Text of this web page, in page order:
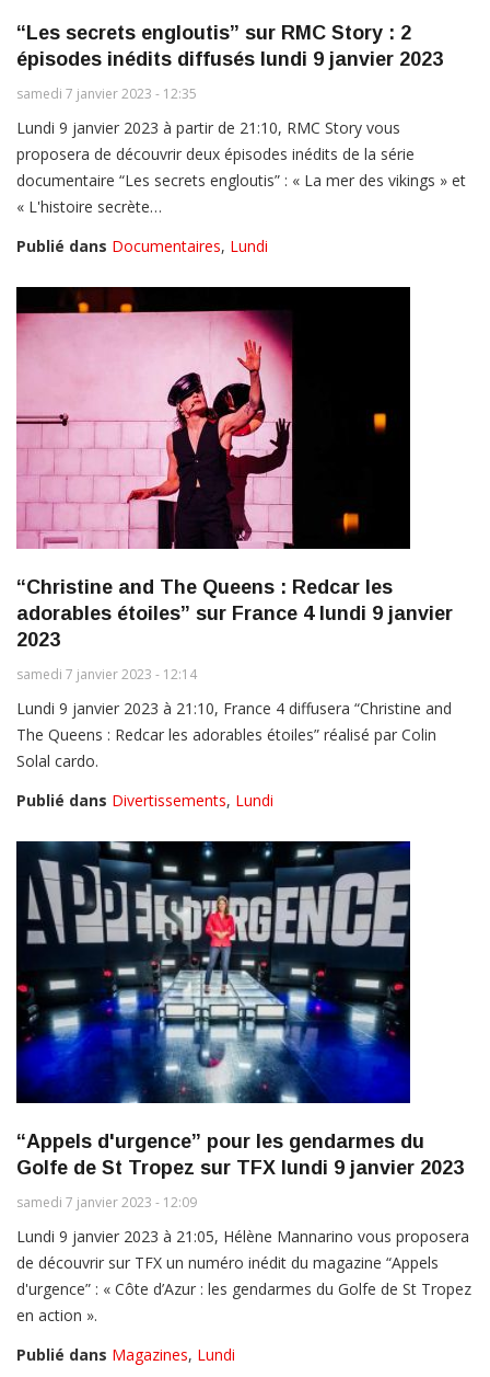
“Les secrets engloutis” sur RMC Story : 2
épisodes inédits diffusés lundi 9 janvier 2023
samedi 7 janvier 2023 - 12:35
Lundi 9 janvier 2023 à partir de 21:10, RMC Story vous
proposera de découvrir deux épisodes inédits de la série
documentaire “Les secrets engloutis” : « La mer des vikings » et
« L'histoire secrète…
Publié dans Documentaires, Lundi
“Christine and The Queens : Redcar les
adorables étoiles” sur France 4 lundi 9 janvier
2023
samedi 7 janvier 2023 - 12:14
Lundi 9 janvier 2023 à 21:10, France 4 diffusera “Christine and
The Queens : Redcar les adorables étoiles” réalisé par Colin
Solal cardo.
Publié dans Divertissements, Lundi
“Appels d'urgence” pour les gendarmes du
Golfe de St Tropez sur TFX lundi 9 janvier 2023
samedi 7 janvier 2023 - 12:09
Lundi 9 janvier 2023 à 21:05, Hélène Mannarino vous proposera
de découvrir sur TFX un numéro inédit du magazine “Appels
d'urgence” : « Côte d’Azur : les gendarmes du Golfe de St Tropez
en action ».
Publié dans Magazines, Lundi